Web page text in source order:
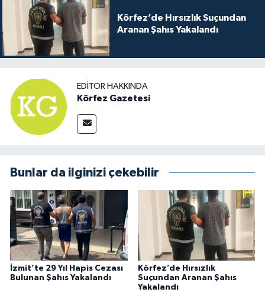
Körfez’de Hırsızlık Suçundan
Aranan Şahıs Yakalandı
EDITÖR HAKKINDA
Körfez Gazetesi
Bunlar da ilginizi çekebilir
İzmit’te 29 Yıl Hapis Cezası
Bulunan Şahıs Yakalandı
Körfez’de Hırsızlık
Suçundan Aranan Şahıs
Yakalandı